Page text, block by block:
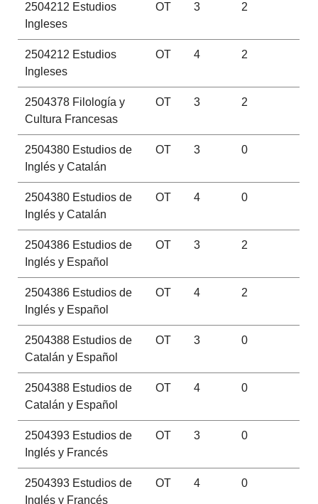
2504212 Estudios
Ingleses
OT 3 2
2504212 Estudios
Ingleses
OT 4 2
2504378Filología y
Cultura Francesas
OT 3 2
2504380Estudios de
Inglés y Catalán
OT 3 0
2504380Estudios de
Inglés y Catalán
OT 4 0
2504386Estudios de
Inglés y Español
OT 3 2
2504386Estudios de
Inglés y Español
OT 4 2
2504388Estudios de
Catalán y Español
OT 3 0
2504388Estudios de
Catalán y Español
OT 4 0
2504393Estudios de
Inglés y Francés
OT 3 0
2504393Estudios de
Inglés y Francés
OT 4 0